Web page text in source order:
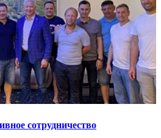
сотрудничество